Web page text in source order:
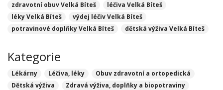
zdravotní obuv Velká Bíteš
léčiva Velká Bíteš
léky Velká Bíteš
výdej léčiv Velká Bíteš
potravinové doplňky Velká Bíteš
dětská výživa Velká Bíteš
Kategorie
Lékárny Léčiva, léky
Obuv zdravotní a ortopedická
Dětská výživa
Zdravá výživa, doplňky a biopotraviny